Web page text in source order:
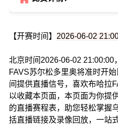
【开赛时间】 2026-06-02
北京时间2026-06-02 21:00:00
FAVS苏尔松多里奥将准时开
间提供直播信号，喜欢布哈拉
以收藏本页面，本页面为你提
的直播赛程表，助您轻松掌握
括直播链接及录像回放，一站